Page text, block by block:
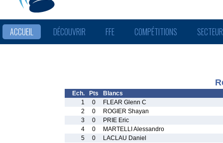
ACCUEIL DÉCOUVRIR FFE COMPÉTITIONS
Ech. Pts
Blancs
1
0
FLEAR Glenn C
2
0
ROGIER Shayan
3
0
PRIE Eric
4
0
MARTELLI Alessandro
5
0
LACLAU Daniel